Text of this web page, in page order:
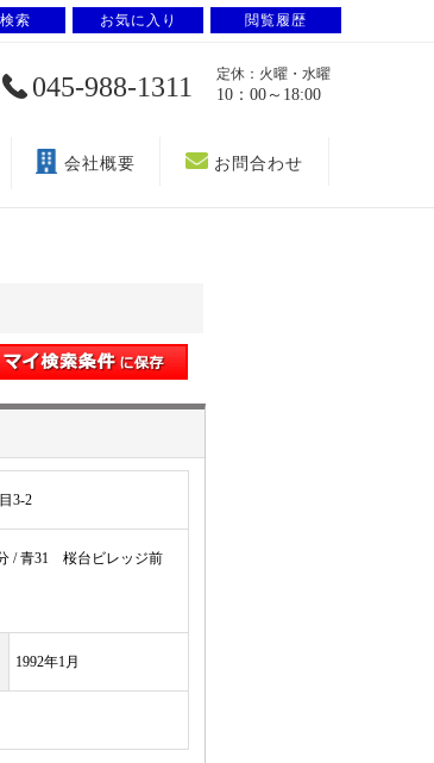
045-988-1311 定休：火曜・水曜
10：00～18:00
会社概要 お問合わせ
3-2
/ 青31 桜台ビレッジ前
1992年1月
索 お気に入り 閲覧履歴